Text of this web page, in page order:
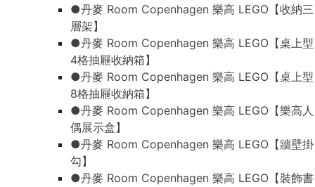
●丹麥 Room Copenhagen 樂高 LEGO【收納三
層架】
●丹麥 Room Copenhagen 樂高 LEGO【桌上型
4格抽屜收納箱】
●丹麥 Room Copenhagen 樂高 LEGO【桌上型
8格抽屜收納箱】
●丹麥 Room Copenhagen 樂高 LEGO【樂高人
偶展示盒】
●丹麥 Room Copenhagen 樂高 LEGO【牆壁掛
勾】
●丹麥 Room Copenhagen 樂高 LEGO【裝飾書